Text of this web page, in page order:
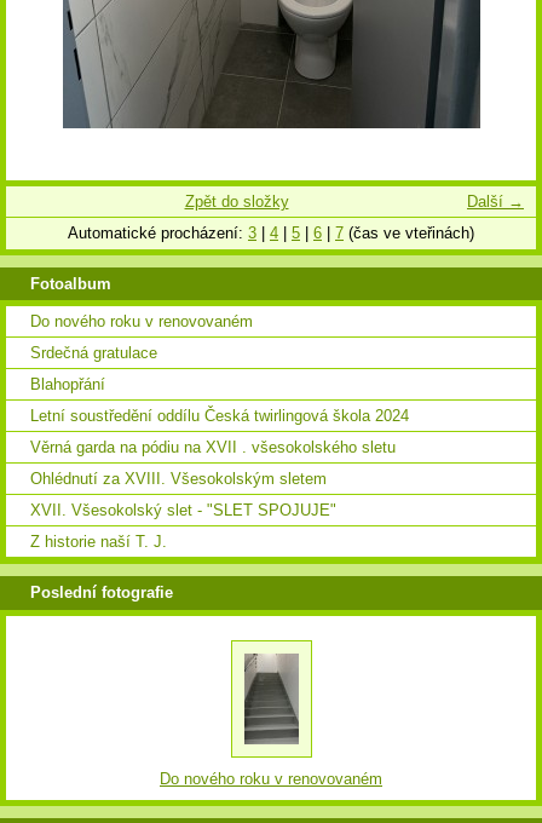
Další →
Zpět do složky
Automatické procházení: 3 4 5 6 7 (čas ve vteřinách)
Fotoalbum
Do nového roku v renovovaném
Srdečná gratulace
Blahopřání
Letní soustředění oddílu Česká twirlingová škola 2024
Věrná garda na pódiu na XVII . všesokolského sletu
Ohlédnutí za XVIII. Všesokolským sletem
XVII. Všesokolský slet - "SLET SPOJUJE"
Z historie naší T. J.
Poslední fotografie
Do nového roku v renovovaném